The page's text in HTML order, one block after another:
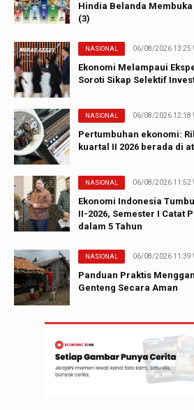
Hindia Belanda
(3)
NASIONAL 06/08/2026 13:25
Ekonomi Melampaui
Soroti Sikap Selektif
NASIONAL 06/08/2026 12:18
Pertumbuhan ekonomi:
kuartal II 2026 berada di
NASIONAL 06/08/2026 11:52
Ekonomi Indonesia
II-2026, Semester I Catat
dalam 5 Tahun
NASIONAL 06/08/2026 11:39
Panduan Praktis
Genteng Secara Aman